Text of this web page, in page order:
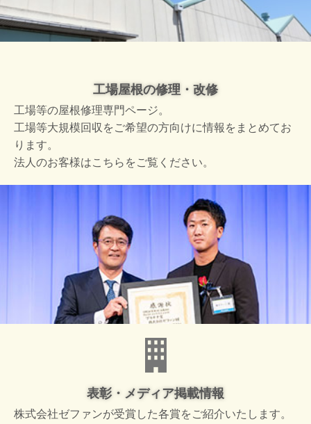
工場屋根の修理・改修
工場等の屋根修理専門ページ。
工場等大規模回収をご希望の方向けに情報をまとめてお
ります。
法人のお客様はこちらをご覧ください。
表彰・メディア掲載情報
株式会社ゼファンが受賞した各賞をご紹介いたします。